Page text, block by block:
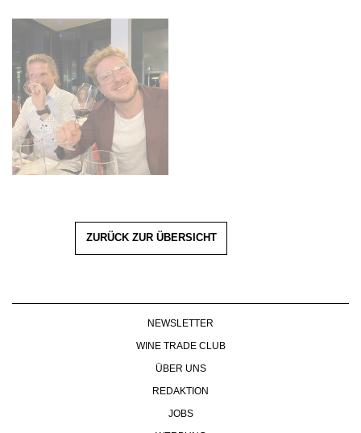
ZURÜCK ZUR ÜBERSICHT
NEWSLETTER
WINE TRADE CLUB
ÜBER UNS
REDAKTION
JOBS